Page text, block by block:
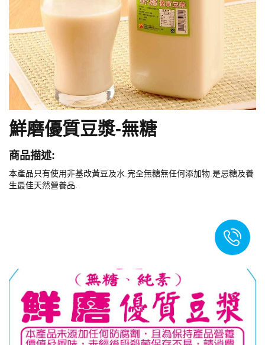
鮮磨優質豆漿-無糖
商品描述:
本產品只有使用非基改黃豆及水.完全無糖無任何添加物.是忌糖及養
生最佳天然營養品.